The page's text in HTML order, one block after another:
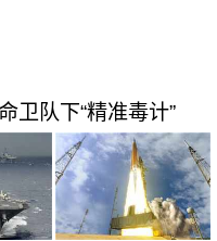
卫队下“精准毒计”